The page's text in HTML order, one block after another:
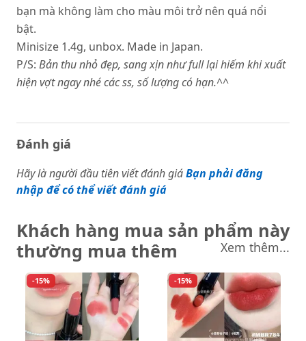
bạn mà không làm cho màu môi trở nên quá nổi
bật.
Minisize 1.4g, unbox. Made in Japan.
P/S: Bản thu nhỏ đẹp, sang xịn như full lại hiếm khi xuất
hiện vợt ngay nhé các ss, số lượng có hạn.^^
Đánh giá
Hãy là người đầu tiên viết đánh giáBạn phải đăng
nhập để có thể viết đánh giá
Khách hàng mua sản phẩm này
thường mua thêm
Xem thêm...
-15% -15%